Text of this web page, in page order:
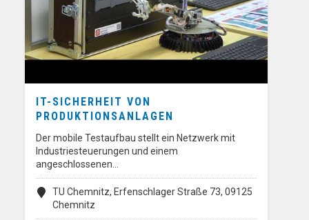
IT-SICHERHEIT VON
PRODUKTIONSANLAGEN
Der mobile Testaufbau stellt ein Netzwerk mit
Industriesteuerungen und einem
angeschlossenen…
TU Chemnitz, Erfenschlager Straße 73, 09125
Chemnitz